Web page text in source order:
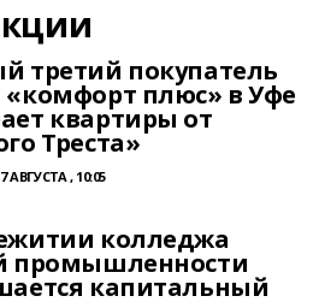
третий покупатель
плюс» в Уфе
квартиры от
Треста»
7 АВГУСТА , 10:05
колледжа
промышленности
капитальный